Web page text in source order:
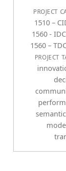
PROJECT
1510 –
1560 -
1560 –
PROJECT